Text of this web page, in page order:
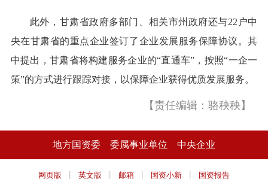
此外，甘肃省政府多部门、相关市州政府还与22户中
央在甘肃省的重点企业签订了企业发展服务保障协议。其
中提出，甘肃省将构建服务企业的“直通车”，按照“一企一
策”的方式进行跟踪对接，以保障企业获得优质发展服务。
【责任编辑：骆秧秧】
地方国资委 委属事业单位 中央企业
网页版 | 英文版 | 邮箱 | 国资小新 | 国资报告